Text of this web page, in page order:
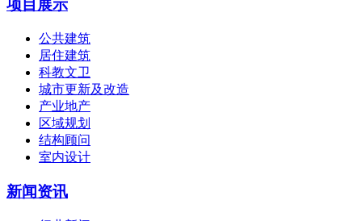
项目展示
公共建筑
居住建筑
科教文卫
城市更新及改造
产业地产
区域规划
结构顾问
室内设计
新闻资讯